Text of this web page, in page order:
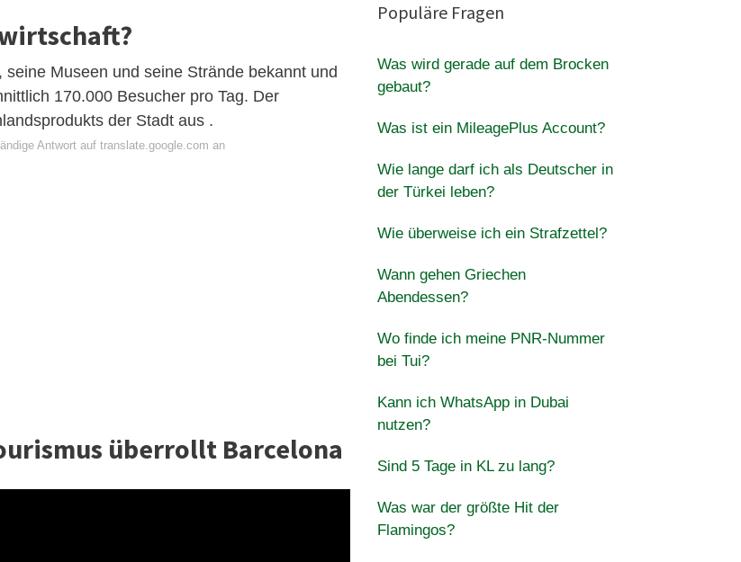
Museen und seine Strände bekannt und
170.000 Besucher pro Tag. Der
der Stadt aus .
Antwort auf translate.google.com an
überrollt Barcelona
Populäre Fragen
Was wird gerade auf dem Brocken
gebaut?
Was ist ein MileagePlus Account?
Wie lange darf ich als Deutscher in
der Türkei leben?
Wie überweise ich ein Strafzettel?
Wann gehen Griechen
Abendessen?
Wo finde ich meine PNR-Nummer
bei Tui?
Kann ich WhatsApp in Dubai
nutzen?
Sind 5 Tage in KL zu lang?
Was war der größte Hit der
Flamingos?